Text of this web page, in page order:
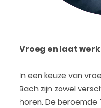
Vroeg en laat
In een keuze van
Bach zijn zowel
horen. De beroemde